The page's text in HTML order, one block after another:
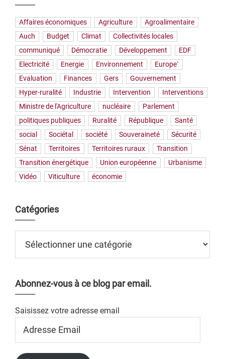
Affaires économiques Agriculture
Agroalimentaire
Auch
Budget Climat
Collectivités locales
communiqué
Démocratie Développement
EDF
Electricité
Energie Environnement
Europe`
Evaluation
Finances Gers
Gouvernement
Hyper-ruralité
Industrie Intervention
Interventions
Ministre de l'Agriculture
nucléaire
Parlement
politiques publiques
Ruralité République
Santé
social
Sociétal société Souveraineté
Sécurité
Sénat
Territoires Territoires ruraux
Transition
Transition énergétique
Union européenne
Urbanisme
Vidéo
Viticulture économie
Catégories
Abonnez-vous à ce blog par email.
Saisissez votre adresse email
Email